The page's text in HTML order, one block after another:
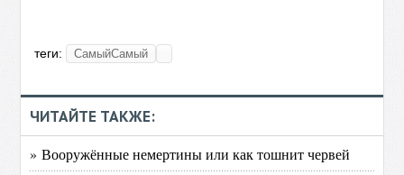
теги: СамыйСамый
ЧИТАЙТЕ ТАКЖЕ:
» Вооружённые немертины или как тошнит червей